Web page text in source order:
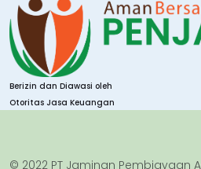
Berizin dan Diawasi oleh
Otoritas Jasa Keuangan
© 2022 PT Jaminan Pembiayaan